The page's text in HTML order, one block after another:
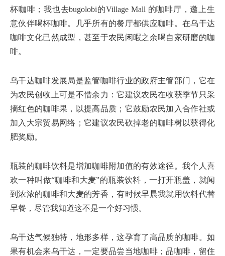
杯咖啡；我也去bugolobi的Village Mall 的咖啡厅，邀上生
意伙伴喝杯咖啡。几乎所有的餐厅都供应咖啡。在乌干达
咖啡文化已然成型，甚至于农民闲暇之余喝自家研磨的咖
啡。
乌干达咖啡发展局是监管咖啡行业的政府主管部门，它在
为农民创收上可是不惜余力：它建议农民在收获季节只采
摘红色的咖啡果，以提高品质；它鼓励农民加入合作社或
加入大宗贸易网络；它建议农民砍掉老的咖啡树以获得化
肥奖励。
瓶装的咖啡饮料是增加咖啡附加值的有效途径。我个人喜
欢一种叫做“咖啡和大麦”的瓶装饮料，一打开瓶盖，就闻
到浓浓的咖啡和大麦的芳香，有时候早晨我就用饮料代替
早餐，尽管我知道这不是一个好习惯。
乌干达气候独特，地形多样，这孕育了高品质的咖啡。如
果有机会来乌干达，一定要品尝当地咖啡；品咖啡，留住